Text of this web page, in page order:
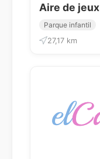
Aire de jeux
Parque infantil
27,17 km